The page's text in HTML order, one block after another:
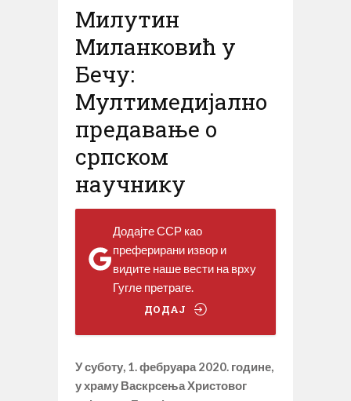
Милутин
Миланковић у
Бечу:
Мултимедијално
предавање о
српском
научнику
Додајте ССР као
преферирани извор и
видите наше вести на врху
Гугле претраге.
ДОДАЈ
У суботу, 1. фебруара 2020. године,
у храму Васкрсења Христовог